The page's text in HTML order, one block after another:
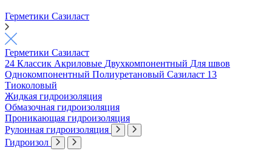
Герметики Сазиласт
Герметики Сазиласт
24 Классик Акриловые Двухкомпонентный Для швов
Однокомпонентный Полиуретановый Сазиласт 13
Тиоколовый
Жидкая гидроизоляция
Обмазочная гидроизоляция
Проникающая гидроизоляция
Рулонная гидроизоляция
Гидроизол